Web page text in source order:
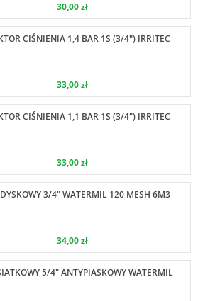
30,00 zł
CIŚNIENIA 1,4 BAR 1S (3/4") IRRITEC
33,00 zł
CIŚNIENIA 1,1 BAR 1S (3/4") IRRITEC
33,00 zł
3/4" WATERMIL 120 MESH 6M3
34,00 zł
5/4" ANTYPIASKOWY WATERMIL